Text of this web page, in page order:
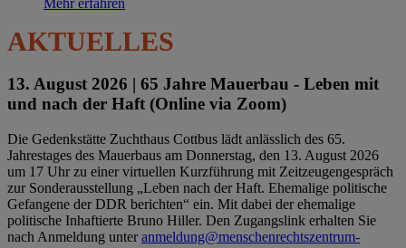
Mehr erfahren
AKTUELLES
13. August 2026 | 65 Jahre Mauerbau - Leben mit
und nach der Haft (Online via Zoom)
Die Gedenkstätte Zuchthaus Cottbus lädt anlässlich des 65.
Jahrestages des Mauerbaus am Donnerstag, den 13. August 2026
um 17 Uhr zu einer virtuellen Kurzführung mit Zeitzeugengespräch
zur Sonderausstellung „Leben nach der Haft. Ehemalige politische
Gefangene der DDR berichten“ ein. Mit dabei der ehemalige
politische Inhaftierte Bruno Hiller. Den Zugangslink erhalten Sie
nach Anmeldung unteranmeldung@menschenrechtszentrum-